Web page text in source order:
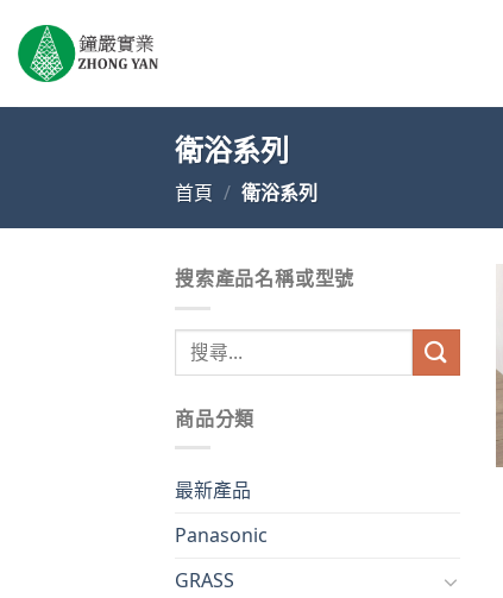
content
衛浴系列
首頁 / 衛浴系列
搜索產品名稱或型號
鍵
字:
商品分類
最新產品
Panasonic
GRASS